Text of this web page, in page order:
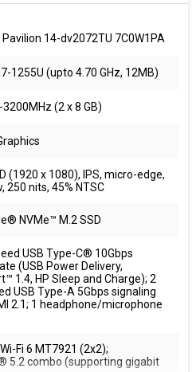
Pavilion 14-dv2072TU 7C0W1PA
1255U (upto 4.70 GHz, 12MB)
3200MHz (2 x 8 GB)
(1920 x 1080), IPS, micro-edge,
250 nits, 45% NTSC
NVMe™ M.2 SSD
USB Type-C® 10Gbps
(USB Power Delivery,
1.4, HP Sleep and Charge); 2
USB Type-A 5Gbps signaling
2.1; 1 headphone/microphone
Fi 6 MT7921 (2x2);
5.2 combo (supporting gigabit